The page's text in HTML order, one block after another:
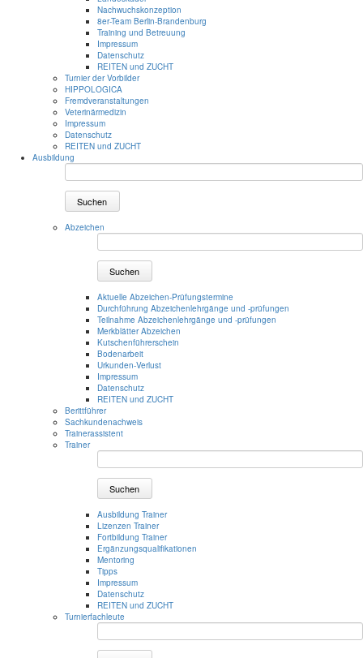
Nachwuchskonzeption
8er-Team Berlin-Brandenburg
Training und Betreuung
Impressum
Datenschutz
REITEN und ZUCHT
Turnier der Vorbilder
HIPPOLOGICA
Fremdveranstaltungen
Veterinärmedizin
Impressum
Datenschutz
REITEN und ZUCHT
Ausbildung
Suchen
Abzeichen
Suchen
Aktuelle Abzeichen-Prüfungstermine
Durchführung Abzeichenlehrgänge und -prüfungen
Teilnahme Abzeichenlehrgänge und -prüfungen
Merkblätter Abzeichen
Kutschenführerschein
Bodenarbeit
Urkunden-Verlust
Impressum
Datenschutz
REITEN und ZUCHT
Berittführer
Sachkundenachweis
Trainerassistent
Trainer
Suchen
Ausbildung Trainer
Lizenzen Trainer
Fortbildung Trainer
Ergänzungsqualifikationen
Mentoring
Tipps
Impressum
Datenschutz
REITEN und ZUCHT
Turnierfachleute